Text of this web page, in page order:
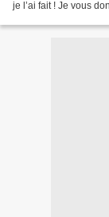
je l’ai fait ! Je vous